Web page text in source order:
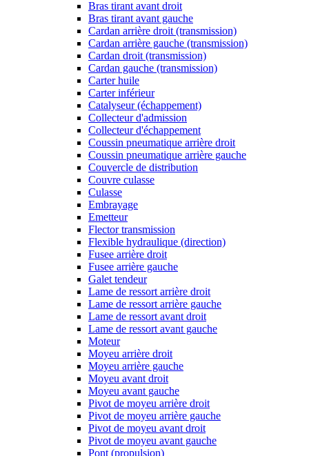
Bras tirant avant droit
Bras tirant avant gauche
Cardan arrière droit (transmission)
Cardan arrière gauche (transmission)
Cardan droit (transmission)
Cardan gauche (transmission)
Carter huile
Carter inférieur
Catalyseur (échappement)
Collecteur d'admission
Collecteur d'échappement
Coussin pneumatique arrière droit
Coussin pneumatique arrière gauche
Couvercle de distribution
Couvre culasse
Culasse
Embrayage
Emetteur
Flector transmission
Flexible hydraulique (direction)
Fusee arrière droit
Fusee arrière gauche
Galet tendeur
Lame de ressort arrière droit
Lame de ressort arrière gauche
Lame de ressort avant droit
Lame de ressort avant gauche
Moteur
Moyeu arrière droit
Moyeu arrière gauche
Moyeu avant droit
Moyeu avant gauche
Pivot de moyeu arrière droit
Pivot de moyeu arrière gauche
Pivot de moyeu avant droit
Pivot de moyeu avant gauche
Pont (propulsion)